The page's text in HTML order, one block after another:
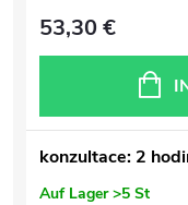
53,30 €
konzultace: 2
Auf Lager>5 St